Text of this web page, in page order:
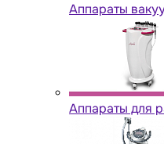
Аппараты
Аппараты для